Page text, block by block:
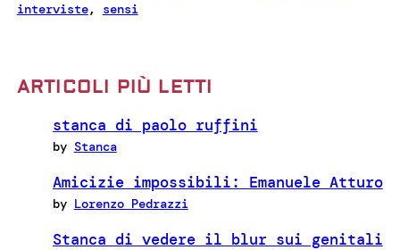
interviste, sensi
ARTICOLI PIÙ LETTI
stanca di paolo ruffini
by Stanca
Amicizie impossibili: Emanuele Atturo
by Lorenzo Pedrazzi
Stanca di vedere il blur sui genitali